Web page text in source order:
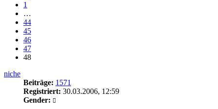
1
…
44
45
46
47
48
niche
Beiträge: 1571
Registriert: 30.03.2006, 12:59
Gender: